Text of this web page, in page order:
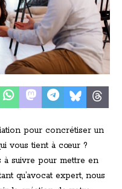
pour concrétiser un
vous tient à cœur ?
à suivre pour mettre en
qu’avocat expert, nous